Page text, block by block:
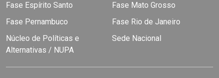
Fase Espírito Santo
Fase Mato Grosso
Fase Pernambuco
Fase Rio de Janeiro
Núcleo de Políticas e
Alternativas / NUPA
Sede Nacional